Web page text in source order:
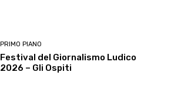
PRIMO PIANO
Festival del Giornalismo Ludico
2026 – Gli Ospiti